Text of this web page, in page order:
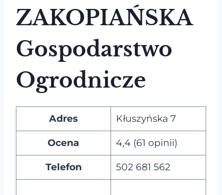
ZAKOPIAŃSKA
Gospodarstwo
Ogrodnicze
Adres Kłuszyńska 7
Ocena 4,4 (61 opinii)
Telefon 502 681 562